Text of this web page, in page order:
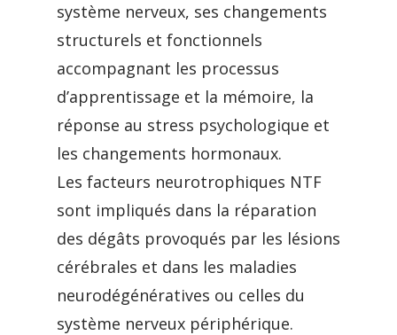
système nerveux, ses changements
structurels et fonctionnels
accompagnant les processus
d’apprentissage et la mémoire, la
réponse au stress psychologique et
les changements hormonaux.
Les facteurs neurotrophiques NTF
sont impliqués dans la réparation
des dégâts provoqués par les lésions
cérébrales et dans les maladies
neurodégénératives ou celles du
système nerveux périphérique.